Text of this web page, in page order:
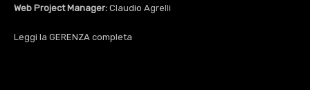
Web Project Manager: Claudio Agrelli
Leggi la GERENZA completa